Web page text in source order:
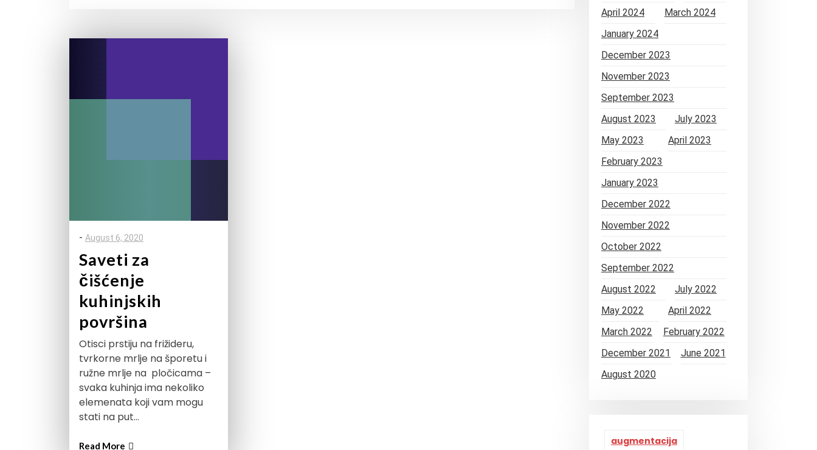
- August 6, 2020
Saveti za
čišćenje
kuhinjskih
površina
Otisci prstiju na frižideru,
tvrkorne mrlje na šporetu i
ružne mrlje na pločicama –
svaka kuhinja ima nekoliko
elemenata koji vam mogu
stati na put…
Read More
April 2024
March 2024
January 2024
December 2023
November 2023
September 2023
August 2023
July 2023
May 2023
April 2023
February 2023
January 2023
December 2022
November 2022
October 2022
September 2022
August 2022
July 2022
May 2022
April 2022
March 2022
February 2022
December 2021
June 2021
August 2020
augmentacija